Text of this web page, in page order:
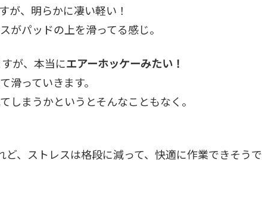
が、明らかに凄い軽い！
がパッドの上を滑ってる感じ。
が、本当にエアーホッケーみたい！
滑っていきます。
しまうかというとそんなこともなく。
、ストレスは格段に減って、快適に作業できそうで